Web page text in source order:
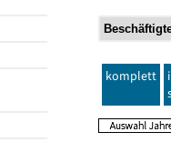
komplett